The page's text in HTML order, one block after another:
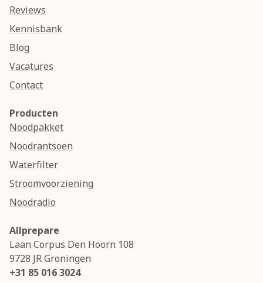
Reviews
Kennisbank
Blog
Vacatures
Contact
Producten
Noodpakket
Noodrantsoen
Waterfilter
Stroomvoorziening
Noodradio
Allprepare
Laan Corpus Den Hoorn 108
9728 JRGroningen
+31 85 016 3024